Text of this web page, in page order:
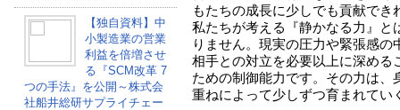
【独自資料】中
小製造業の営業
利益を倍増させ
る『SCM改革 7
つの手法』を公開～株式会
社船井総研サプライチェー
もたちの成長に少しでも貢献でき
私たちが考える『静かなる力』と
りません。現実の圧力や緊張感
相手との対立を必要以上に深める
ための制御能力です。その力は、
重ねによって少しずつ育まれてい